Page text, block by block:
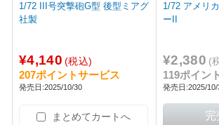
1/72 III号突撃砲G型 後型ミアグ
社製
¥4,140 (税込)
207ポイントサービス
発売日:2025/10/30
まとめてカートへ
1/72 アメリ
ーII
¥2,380 (
119ポイン
発売日:2025/10/